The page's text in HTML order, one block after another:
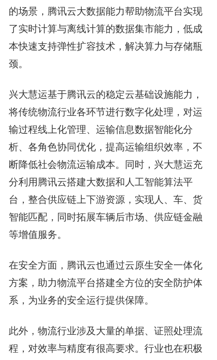
的场景，腾讯云大数据能力帮助物流平台实现
了实时计算与离线计算的数据集市能力，低成
本快速支持弹性扩容技术，解决算力与存储瓶
颈。
兴大慧运基于腾讯云的稳定云基础设施能力，
将传统物流行业各环节进行数字化处理，对运
输过程线上化管理、运输信息数据智能化分
析、各角色协同优化，提高运输组织效率，不
断降低社会物流运输成本。同时，兴大慧运充
分利用腾讯云搭建大数据和人工智能算法平
台，整合供应链上下游资源，实现人、车、货
智能匹配，同时拓展车辆后市场、供应链金融
等增值服务。
在安全方面，腾讯云也通过云原生安全一体化
方案，助力物流平台搭建全方位的安全防护体
系，为业务的安全运行提供保障。
此外，物流行业涉及大量的单据、证照处理流
程，对效率与精度有很高要求。行业也在积极